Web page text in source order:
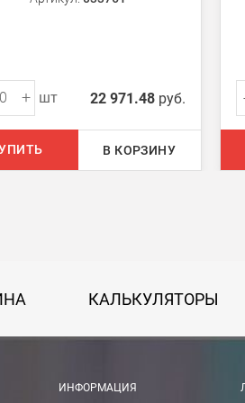
+ шт 22 971.48 руб.
В КОРЗИНУ
КАЛЬКУЛЯТОРЫ
ИНФОРМАЦИЯ